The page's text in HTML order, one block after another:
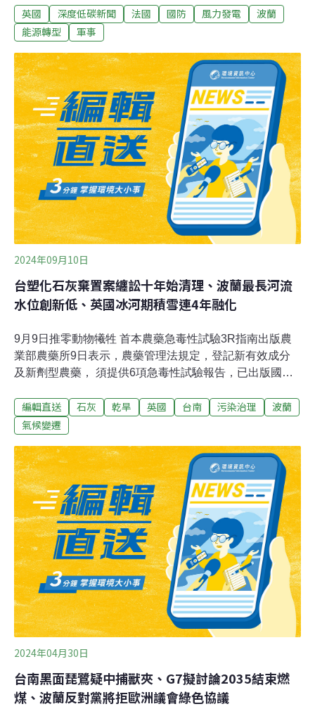
身哨兵守護海域俄烏戰爭三年多來，波羅的海水域飽受無
人機、間諜船侵擾，爆發空中對峙、電力和通訊電纜破壞
（NATO）成員國掌控下，但仍有兩段屬於俄羅斯，成為
防衛破口。德國漢堡聯邦國防大學（HSU）副研究員帕拉
克（Julian Pawlak）告訴歐洲媒體《Euractiv》，多年
來，北約一直有在海上基礎設施部署監控工具的想法，過
去也曾考慮將石油鑽井平台改造成軍事基地，但最後失
敗。波羅的海有上數支風機，這些風機高大、分散，且配
有鳥類感測器、可向潛水艇發出位置訊號的詢答機
（transponder），打造風機大軍十分可行。預計2026年
商轉的「
英國 深度低碳新聞 法國 國防 風力發電
波蘭
能源轉型
軍事
2024年09月10日
台塑化石灰棄置案纏訟十年始清理、波蘭最長河流
水位創新低、英國冰河期積雪連4年融化
9月9日推零動物犧牲 首本農藥急毒性試驗3R指南出版農
業部農藥所9日表示，農藥管理法規定，登記新有效成分
及新劑型農藥， 須提供6項急毒性試驗報告，已出版國內
動物犧牲。（中央社報導）桃園規劃設倉儲式垃圾轉運站
遭質疑換湯不換藥桃園大埔垃圾轉運站長年飄出臭味引發
亞科技園區新設倉儲式轉運站，遭質疑換湯不換藥。環保
局回應，經評估設置垃圾轉運站仍有必要性，未來除採負
壓密閉運作，也設置完善污染防治設施。（公視新聞網報
導）
編輯直送 石灰 乾旱 英國 台南 污染治理
波蘭
氣候變遷
2024年04月30日
台南黑面琵鷺疑中捕獸夾、G7擬討論2035結束燃
煤、波蘭反對黨將拒歐洲議會綠色協議